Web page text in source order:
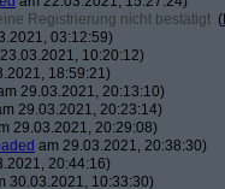
Registrierung nicht bestätigt (
03:12:59)
10:20:12)
18:59:21)
29.03.2021, 20:13:10)
29.03.2021, 20:23:14)
29.03.2021, 20:29:08)
am 29.03.2021, 20:38:30)
20:44:16)
30.03.2021, 10:33:30)